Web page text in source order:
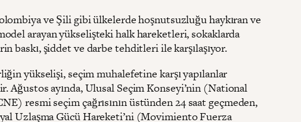
ve Şili gibi ülkelerde hoşnutsuzluğu haykıran ve
arayan yükselişteki halk hareketleri, sokaklarda
baskı, şiddet ve darbe tehditleri ile karşılaşıyor.
yükselişi, seçim muhalefetine karşı yapılanlar
Ağustos ayında, Ulusal Seçim Konseyi’nin (National
resmi seçim çağrısının üstünden 24 saat geçmeden,
Uzlaşma Gücü Hareketi’ni (Movimiento Fuerza